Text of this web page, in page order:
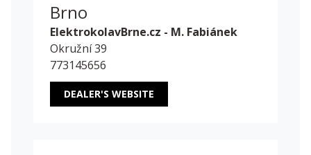
Brno
ElektrokolavBrne.cz - M. Fabiánek
Okružní 39
773145656
DEALER'S WEBSITE